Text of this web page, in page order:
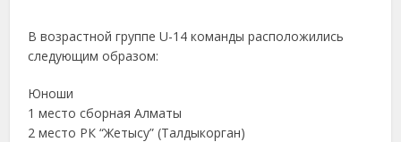
В возрастной группе U-14 команды расположились
следующим образом:
Юноши
1 место сборная Алматы
2 место РК “Жетысу” (Талдыкорган)